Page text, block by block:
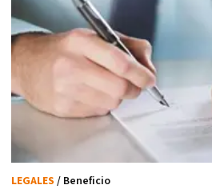
LEGALES / Beneficio